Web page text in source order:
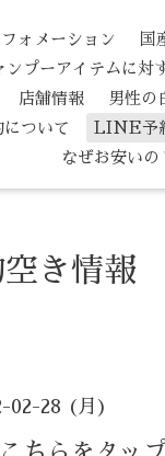
ォメーション 国
プーアイテムに対
店舗情報 男性の
について
LINE予
なぜお安いの
き情報
02-28 (月)